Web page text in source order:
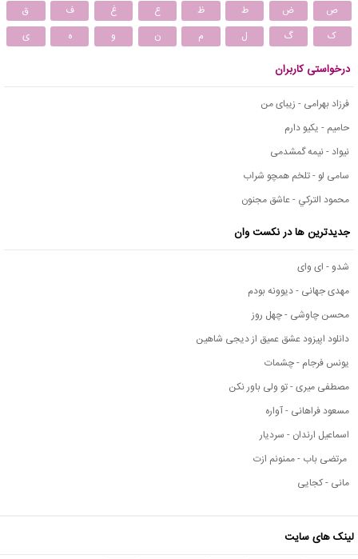
ص
ض ط ظ ع غ ف
ق
ک
گ ل م ن و ه ی
درخواستی کاربران
فرزاد بهرامی - زیبای من
حامیم - یکیو دارم
نیواد - نیمه گمشدمی
سامی لو - تلخم همچو شراب
محمود التركي - عاشق مجنون
جدیدترین ها در نکست وان
شدو - ای وای
مهدی جهانی - دیوونه بودم
محسن چاوشی - چهل روز
دانلود اپیزود عشق عمیق از دیجی شاهین
یونس فرجام - چشمات
مصطفی میری - تو ولی باور نکن
مسعود فراهانی - آواره
اسماعیل ارندان - سردیار
مرتضی باب - ممنونم ازت
مانی - کجایی
لینک های سایت